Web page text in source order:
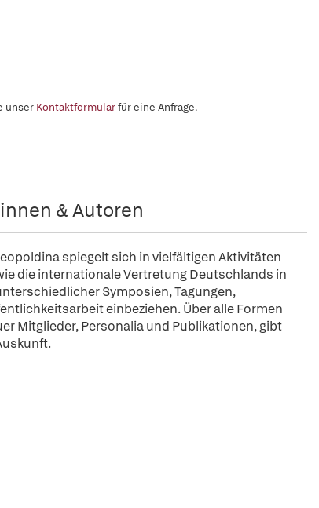
unser Kontaktformularfür eine Anfrage.
& Autoren
spiegelt sich in vielfältigen Aktivitäten
die internationale Vertretung Deutschlands in
Symposien, Tagungen,
einbeziehen. Über alle Formen
Mitglieder, Personalia und Publikationen, gibt